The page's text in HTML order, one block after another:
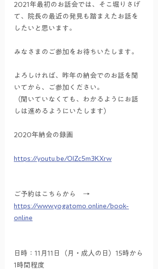
2021年最初のお話会では、そこ堀りさげ
て、院長の最近の発見も踏まえたお話を
したいと思います。
みなさまのご参加をお待ちいたします。
よろしければ、昨年の納会でのお話を聞
いてから、ご参加ください。
（聞いていなくても、わかるようにお話
しは進めるようにいたします）
2020年納会の録画
https://youtu.be/OIZc5m3KXrw
ご予約はこちらから　→
https://www.yogatomo.online/book-
online
日時：11月11日（月・成人の日）15時から
1時間程度